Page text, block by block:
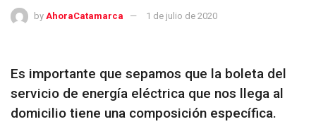
by AhoraCatamarca 1 de julio de 2020
Es importante que sepamos que la boleta del
servicio de energía eléctrica que nos llega al
domicilio tiene una composición específica.